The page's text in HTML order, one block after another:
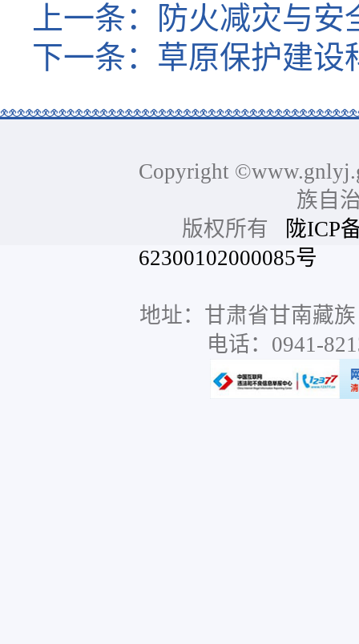
上一条：
防火减灾与安
下一条： 草原保护建设
Copyright
族自
版权所有
陇ICP
62300102000085号
地址：甘肃省甘南藏
电话：0941-